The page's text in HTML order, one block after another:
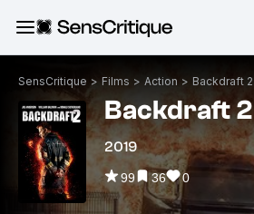
SensCritique > Films > Action > Backdraft 2
Backdraft 2
2019
99 36 0